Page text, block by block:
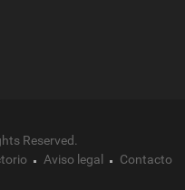
Reserved.
Aviso legal Contacto